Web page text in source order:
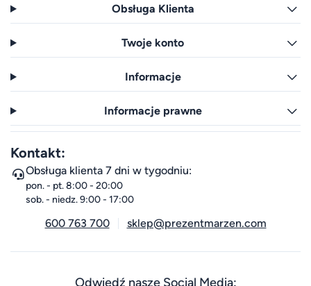
Obsługa Klienta
Twoje konto
Informacje
Informacje prawne
Kontakt:
Obsługa klienta 7 dni w tygodniu:
pon. - pt. 8:00 - 20:00
sob. - niedz. 9:00 - 17:00
600 763 700 sklep@prezentmarzen.com
Odwiedź nasze Social Media: